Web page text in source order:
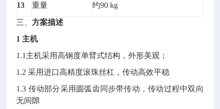
13 重量 约90 kg
三、方案描述
1 主机
1.1主机采用高钢度单臂式结构，外形美观；
1.2 采用进口高精度滚珠丝杠，传动高效平稳
1.3 传动部分采用圆弧齿同步带传动，传动过程中双向
无间隙